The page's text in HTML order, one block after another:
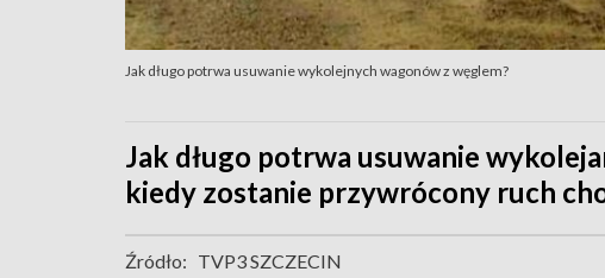
Jak długo potrwa usuwanie wykolejnych wagonów z węglem?
Jak długo potrwa usuwanie
kiedy zostanie przywrócony ruch
Źródło: TVP3 SZCZECIN